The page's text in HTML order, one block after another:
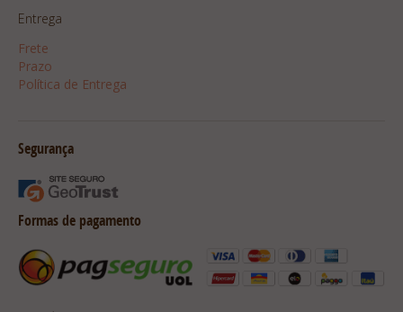
Entrega
Frete
Prazo
Política de Entrega
Segurança
Formas de pagamento